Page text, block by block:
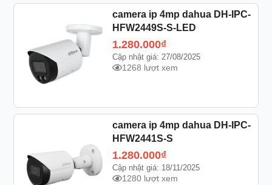
camera ip 4mp dahua DH-IPC-
HFW2449S-S-LED
1.280.000₫
Cập nhật giá: 27/08/2025
1268 lượt xem
camera ip 4mp dahua DH-IPC-
HFW2441S-S
1.280.000₫
Cập nhật giá: 18/11/2025
1280 lượt xem